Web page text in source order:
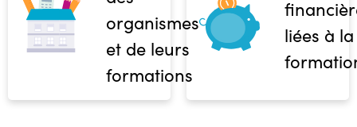
organismes
et de leurs
formations
liées à la